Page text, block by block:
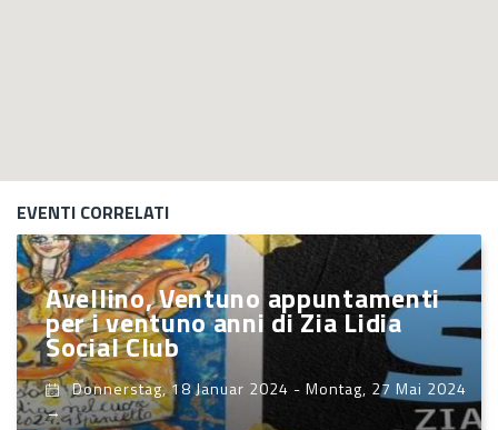
EVENTI CORRELATI
Avellino, Ventuno appuntamenti
per i ventuno anni di Zia Lidia
Social Club
Donnerstag, 18 Januar 2024 - Montag, 27 Mai 2024
→